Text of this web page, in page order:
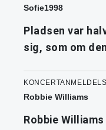
Sofie1998
Pladsen var
sig, som om
Robbie Williams
Robbie